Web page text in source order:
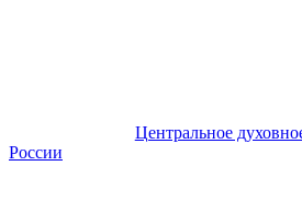
Центральное
России